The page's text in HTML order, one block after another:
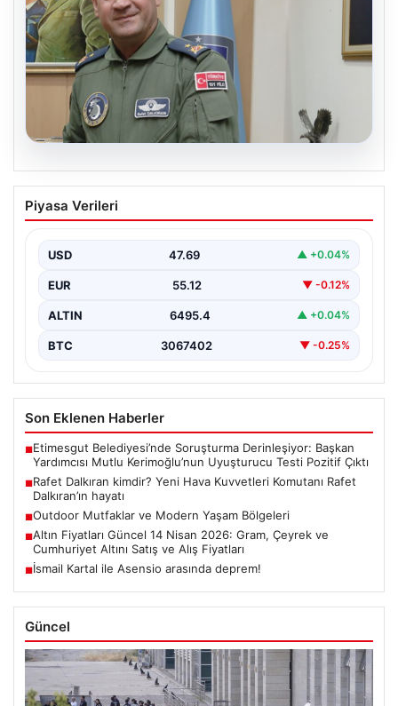
Rafet Dalkıran kimdir? Yeni Hava
Kuvvetleri Komutanı Rafet Dalkıran’ın
Piyasa Verileri
USD 47.69 ▲ +0.04%
EUR 55.12 ▼ -0.12%
ALTIN 6495.4 ▲ +0.04%
BTC 3067402 ▼ -0.25%
Son Eklenen Haberler
■Etimesgut Belediyesi’nde Soruşturma Derinleşiyor: Başkan
Yardımcısı Mutlu Kerimoğlu’nun Uyuşturucu Testi Pozitif Çıktı
■Rafet Dalkıran kimdir? Yeni Hava Kuvvetleri Komutanı Rafet
Dalkıran’ın hayatı
■Outdoor Mutfaklar ve Modern Yaşam Bölgeleri
■Altın Fiyatları Güncel 14 Nisan 2026: Gram, Çeyrek ve
Cumhuriyet Altını Satış ve Alış Fiyatları
■İsmail Kartal ile Asensio arasında deprem!
Güncel